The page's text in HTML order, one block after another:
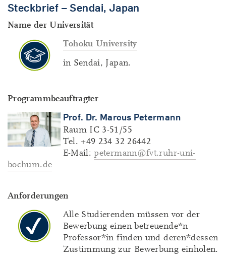
Steckbrief – Sendai, Japan
Name der Universität
Tohoku University
in Sendai, Japan.
Programmbeauftragter
Prof. Dr. Marcus Petermann
Raum IC 3-51/55
Tel. +49 234 32 26442
E-Mail:petermann@fvt.ruhr-uni-
bochum.de
Anforderungen
Alle Studierenden müssen vor der
Bewerbung einen betreuende*n
Professor*in finden und deren*dessen
Zustimmung zur Bewerbung einholen.